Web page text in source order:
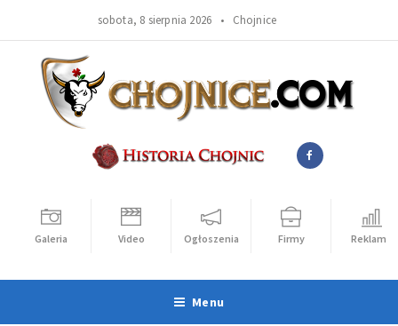
sobota, 8 sierpnia 2026 • Chojnice
Galeria Video Ogłoszenia Firmy Reklama
Menu